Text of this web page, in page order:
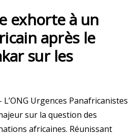
exhorte à un
après le
sur les
Urgences Panafricanistes
sur la question des
africaines. Réunissant